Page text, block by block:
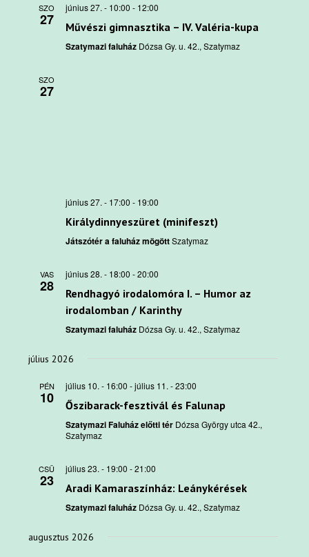
SZO
27
június 27. - 10:00 - 12:00
Művészi gimnasztika – IV. Valéria-kupa
Szatymazi faluház Dózsa Gy. u. 42., Szatymaz
SZO
27
június 27. - 17:00 - 19:00
Királydinnyeszüret (minifeszt)
Játszótér a faluház mögöttSzatymaz
VAS
28
június 28. - 18:00 -20:00
Rendhagyó irodalomóra I. – Humor az
irodalomban / Karinthy
Szatymazi faluház Dózsa Gy. u. 42., Szatymaz
július 2026
PÉN
10
július 10. - 16:00 -július 11. - 23:00
Őszibarack-fesztivál és Falunap
Szatymazi Faluház előtti tér Dózsa György utca 42.,
Szatymaz
CSÜ
23
július 23. - 19:00 -21:00
Aradi Kamaraszínház: Leánykérések
Szatymazi faluház Dózsa Gy. u. 42., Szatymaz
augusztus 2026